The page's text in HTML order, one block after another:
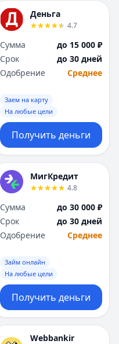
Деньга
4.7
Сумма
до 15 000 ₽
Срок
до 30 дней
Одобрение
Среднее
Заем на карту
На любые цели
Получить деньги
МигКредит
4.8
Сумма
до 30 000 ₽
Срок
до 30 дней
Одобрение
Среднее
Займ онлайн
На любые цели
Получить деньги
Webbankir